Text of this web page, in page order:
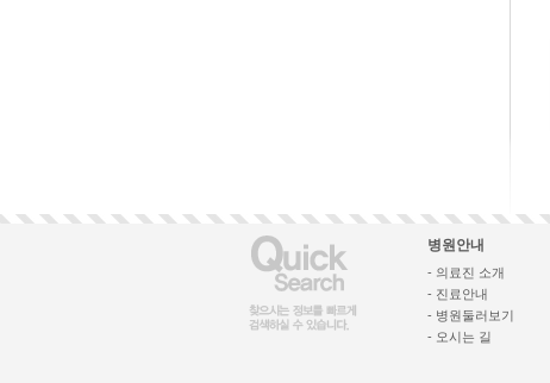
병원안내
- 의료진 소개
- 진료안내
- 병원둘러보기
- 오시는 길